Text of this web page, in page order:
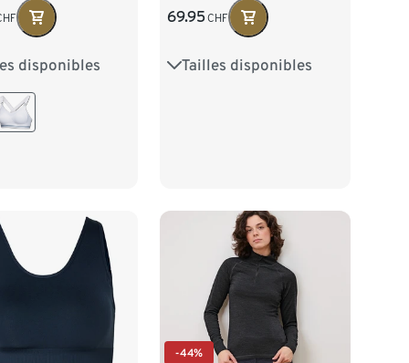
disponibles
80C 80D
85C
69.95CHF
Tailles disponibles
XS 32/34 S 36/38
-44%